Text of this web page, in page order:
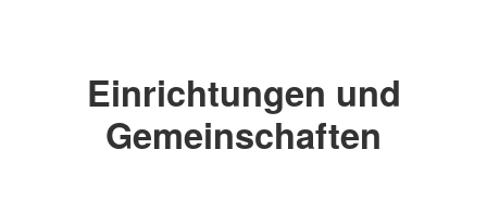
Einrichtungen und
Gemeinschaften